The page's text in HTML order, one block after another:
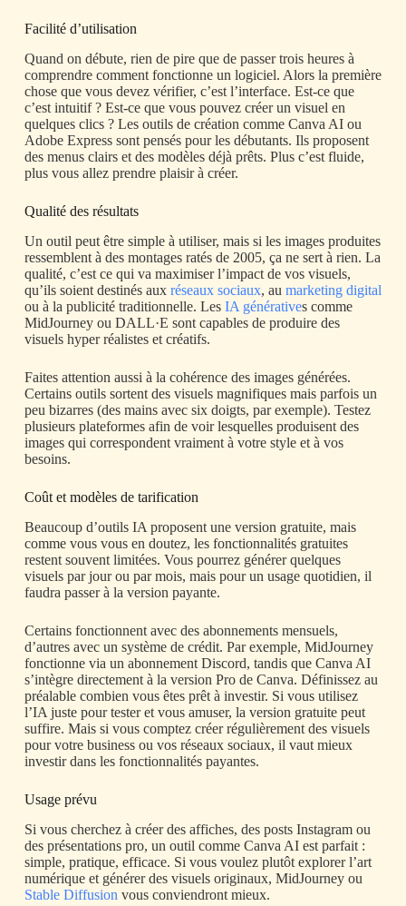
Facilité d’utilisation
Quand on débute, rien de pire que de passer trois heures à
comprendre comment fonctionne un logiciel. Alors la première
chose que vous devez vérifier, c’est l’interface. Est-ce que
c’est intuitif ? Est-ce que vous pouvez créer un visuel en
quelques clics ? Les outils de création comme Canva AI ou
Adobe Express sont pensés pour les débutants. Ils proposent
des menus clairs et des modèles déjà prêts. Plus c’est fluide,
plus vous allez prendre plaisir à créer.
Qualité des résultats
Un outil peut être simple à utiliser, mais si les images produites
ressemblent à des montages ratés de 2005, ça ne sert à rien. La
qualité, c’est ce qui va maximiser l’impact de vos visuels,
qu’ils soient destinés aux réseaux sociaux, au marketing digital
ou à la publicité traditionnelle. Les IA génératives comme
MidJourney ou DALL·E sont capables de produire des
visuels hyper réalistes et créatifs.
Faites attention aussi à la cohérence des images générées.
Certains outils sortent des visuels magnifiques mais parfois un
peu bizarres (des mains avec six doigts, par exemple). Testez
plusieurs plateformes afin de voir lesquelles produisent des
images qui correspondent vraiment à votre style et à vos
besoins.
Coût et modèles de tarification
Beaucoup d’outils IA proposent une version gratuite, mais
comme vous vous en doutez, les fonctionnalités gratuites
restent souvent limitées. Vous pourrez générer quelques
visuels par jour ou par mois, mais pour un usage quotidien, il
faudra passer à la version payante.
Certains fonctionnent avec des abonnements mensuels,
d’autres avec un système de crédit. Par exemple, MidJourney
fonctionne via un abonnement Discord, tandis que Canva AI
s’intègre directement à la version Pro de Canva. Définissez au
préalable combien vous êtes prêt à investir. Si vous utilisez
l’IA juste pour tester et vous amuser, la version gratuite peut
suffire. Mais si vous comptez créer régulièrement des visuels
pour votre business ou vos réseaux sociaux, il vaut mieux
investir dans les fonctionnalités payantes.
Usage prévu
Si vous cherchez à créer des affiches, des posts Instagram ou
des présentations pro, un outil comme Canva AI est parfait :
simple, pratique, efficace. Si vous voulez plutôt explorer l’art
numérique et générer des visuels originaux, MidJourney ou
Stable Diffusion vous conviendront mieux.